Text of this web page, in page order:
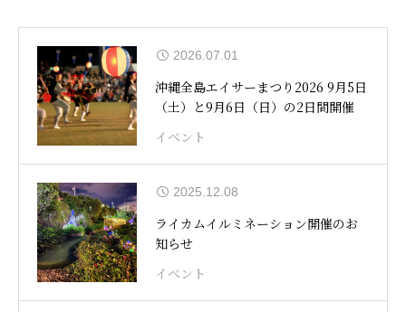
2026.07.01
沖縄全島エイサーまつり2026 9月5日
（土）と9月6日（日）の2日間開催
イベント
2025.12.08
ライカムイルミネーション開催のお
知らせ
イベント